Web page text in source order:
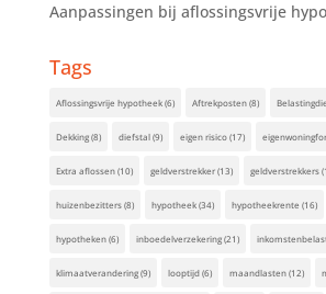
Aanpassingen bij aflossingsvrije
Tags
Aflossingsvrije hypotheek(6) Aftrekposten(8)
Dekking(8) diefstal(9) eigen risico(17)
Extra aflossen(10) geldverstrekker(13) geldverstrekkers
huizenbezitters(8) hypotheek(34) hypotheekrente (16)
hypotheken(6) inboedelverzekering(21)
klimaatverandering(9) looptijd(6) maandlasten(12)